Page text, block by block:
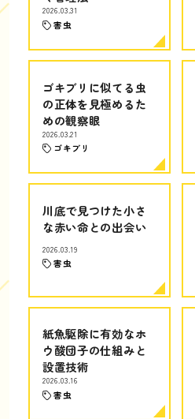
2026.03.31
害虫
ゴキブリに似てる虫
の正体を見極めるた
めの観察眼
2026.03.21
ゴキブリ
川底で見つけた小さ
な赤い命との出会い
2026.03.19
害虫
紙魚駆除に有効なホ
ウ酸団子の仕組みと
設置技術
2026.03.16
害虫